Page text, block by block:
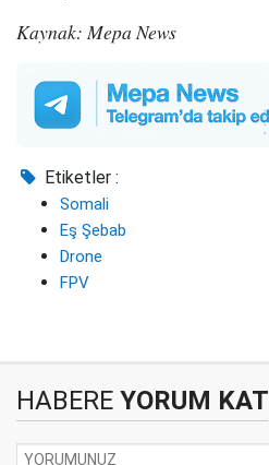
Kaynak: Mepa News
Etiketler :
Somali
Eş Şebab
Drone
FPV
HABERE YORUM KAT